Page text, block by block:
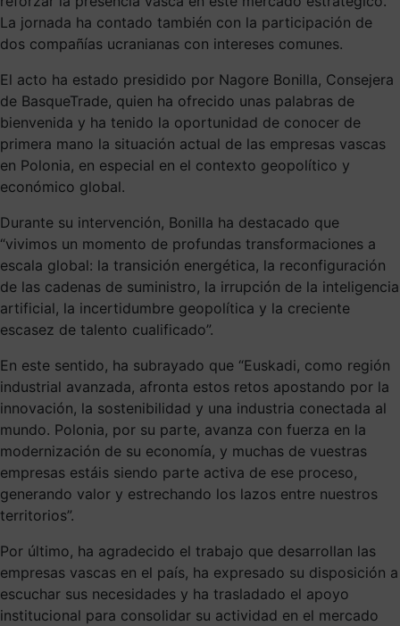
La jornada ha contado también con la participación de
dos compañías ucranianas con intereses comunes.
El acto ha estado presidido por Nagore Bonilla, Consejera
de BasqueTrade, quien ha ofrecido unas palabras de
bienvenida y ha tenido la oportunidad de conocer de
primera mano la situación actual de las empresas vascas
en Polonia, en especial en el contexto geopolítico y
económico global.
Durante su intervención, Bonilla ha destacado que
“vivimos un momento de profundas transformaciones a
escala global: la transición energética, la reconfiguración
de las cadenas de suministro, la irrupción de la inteligencia
artificial, la incertidumbre geopolítica y la creciente
escasez de talento cualificado”.
En este sentido, ha subrayado que “Euskadi, como región
industrial avanzada, afronta estos retos apostando por la
innovación, la sostenibilidad y una industria conectada al
mundo. Polonia, por su parte, avanza con fuerza en la
modernización de su economía, y muchas de vuestras
empresas estáis siendo parte activa de ese proceso,
generando valor y estrechando los lazos entre nuestros
territorios”.
Por último, ha agradecido el trabajo que desarrollan las
empresas vascas en el país, ha expresado su disposición a
escuchar sus necesidades y ha trasladado el apoyo
institucional para consolidar su actividad en el mercado